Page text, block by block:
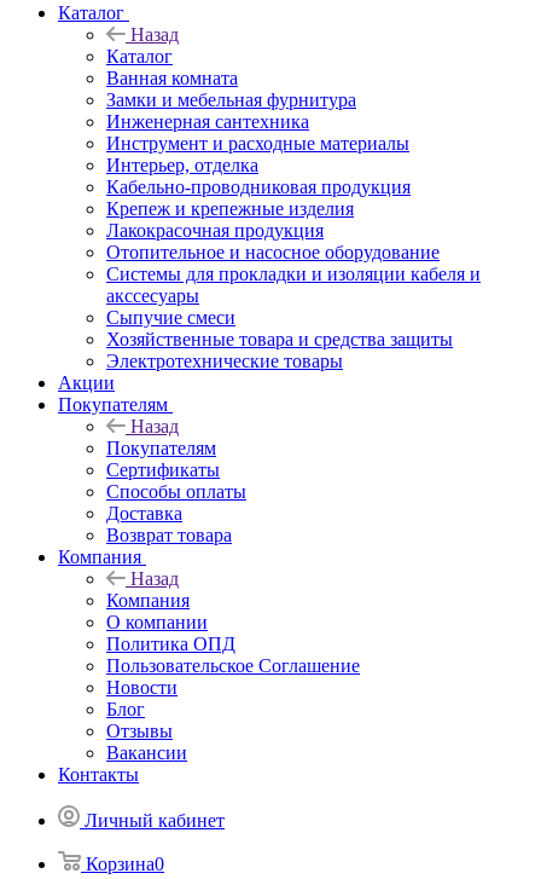
Каталог
Назад
Каталог
Ванная комната
Замки и мебельная фурнитура
Инженерная сантехника
Инструмент и расходные материалы
Интерьер, отделка
Кабельно-проводниковая продукция
Крепеж и крепежные изделия
Лакокрасочная продукция
Отопительное и насосное оборудование
Системы для прокладки и изоляции кабеля и
акссесуары
Сыпучие смеси
Хозяйственные товара и средства защиты
Электротехнические товары
Акции
Покупателям
Назад
Покупателям
Сертификаты
Способы оплаты
Доставка
Возврат товара
Компания
Назад
Компания
О компании
Политика ОПД
Пользовательское Соглашение
Новости
Блог
Отзывы
Вакансии
Контакты
Личный кабинет
Корзина0